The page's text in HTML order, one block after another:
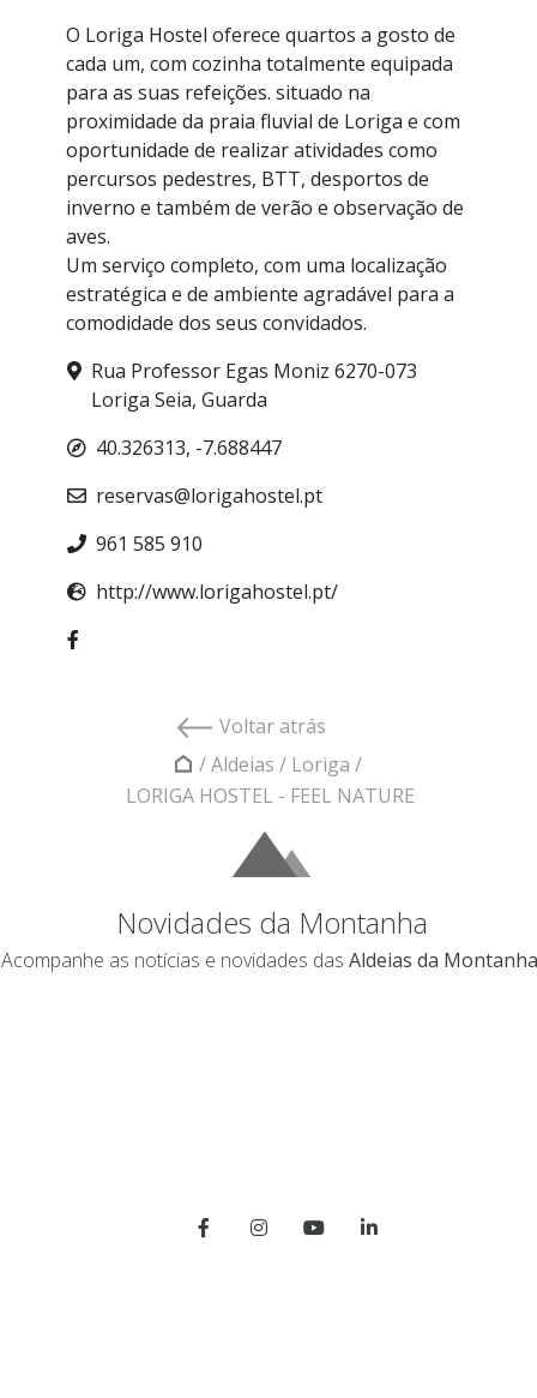
O Loriga Hostel oferece quartos a gosto de
cada um, com cozinha totalmente equipada
para as suas refeições. situado na
proximidade da praia fluvial de Loriga e com
oportunidade de realizar atividades como
percursos pedestres, BTT, desportos de
inverno e também de verão e observação de
aves.
Um serviço completo, com uma localização
estratégica e de ambiente agradável para a
comodidade dos seus convidados.
Rua Professor Egas Moniz 6270-073
Loriga Seia, Guarda
40.326313, -7.688447
reservas@lorigahostel.pt
961 585 910
http://www.lorigahostel.pt/
Voltar atrás
/Aldeias / Loriga /
LORIGA HOSTEL - FEEL NATURE
Novidades da Montanha
Acompanhe as notícias e novidades das Aldeias da